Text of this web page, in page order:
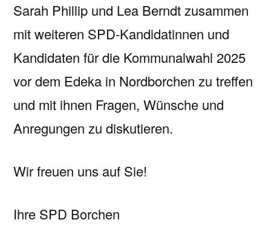
Sarah Phillip und Lea Berndt zusammen
mit weiteren SPD-Kandidatinnen und
Kandidaten für die Kommunalwahl 2025
vor dem Edeka in Nordborchen zu treffen
und mit ihnen Fragen, Wünsche und
Anregungen zu diskutieren.
Wir freuen uns auf Sie!
Ihre SPD Borchen